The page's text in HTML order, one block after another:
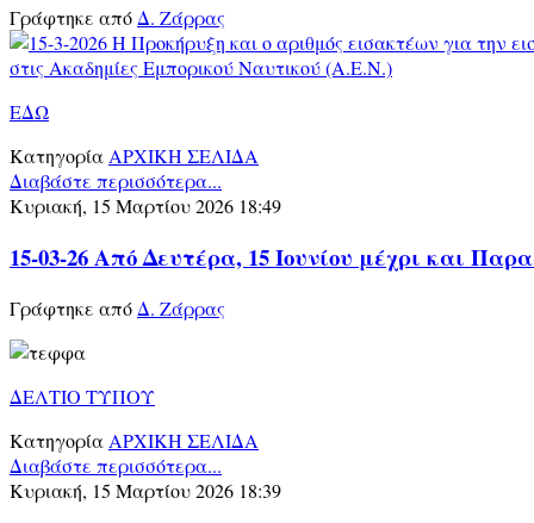
Γράφτηκε απόΔ. Ζάρρας
ΕΔΩ
ΚατηγορίαΑΡΧΙΚΗ ΣΕΛΙΔΑ
Διαβάστε περισσότερα...
Κυριακή, 15 Μαρτίου 2026 18:49
15-03-26 Από Δευτέρα, 15 Ιουνίου μέχρι και
Γράφτηκε από Δ. Ζάρρας
ΔΕΛΤΙΟ ΤΥΠΟΥ
Κατηγορία ΑΡΧΙΚΗ ΣΕΛΙΔΑ
Διαβάστε περισσότερα...
Κυριακή, 15 Μαρτίου 2026 18:39